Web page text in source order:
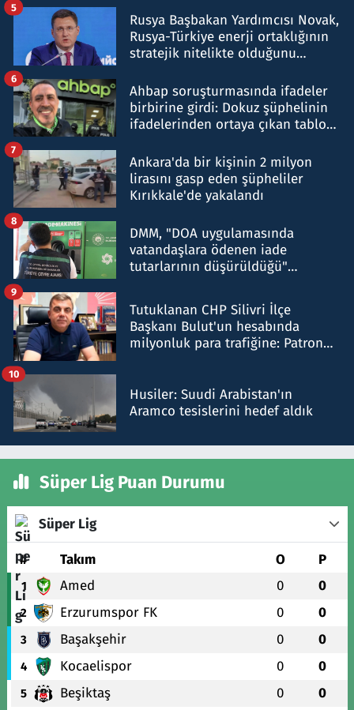
Rusya Başbakan Yardımcısı Novak,
Rusya-Türkiye enerji ortaklığının
stratejik nitelikte olduğunu
5
Ahbap soruşturmasında ifadeler
birbirine girdi: Dokuz şüphelinin
ifadelerinden ortaya çıkan tablo
6
Ankara'da bir kişinin 2 milyon
lirasını gasp eden şüpheliler
Kırıkkale'de yakalandı
7
DMM, "DOA uygulamasında
vatandaşlara ödenen iade
tutarlarının düşürüldüğü"
8
Tutuklanan CHP Silivri İlçe
Başkanı Bulut'un hesabında
milyonluk para trafiğine: Patron
9
Husiler: Suudi Arabistan'ın
Aramco tesislerini hedef aldık
10
Süper Lig Puan Durumu
Süper Lig
# Takım O P
1 Amed 0 0
2 Erzurumspor FK 0 0
3 Başakşehir 0 0
4 Kocaelispor 0 0
5 Beşiktaş 0 0